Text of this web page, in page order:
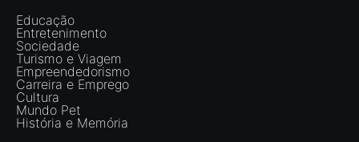
Educação
Entretenimento
Sociedade
Turismo e Viagem
Empreendedorismo
Carreira e Emprego
Cultura
Mundo Pet
História e Memória